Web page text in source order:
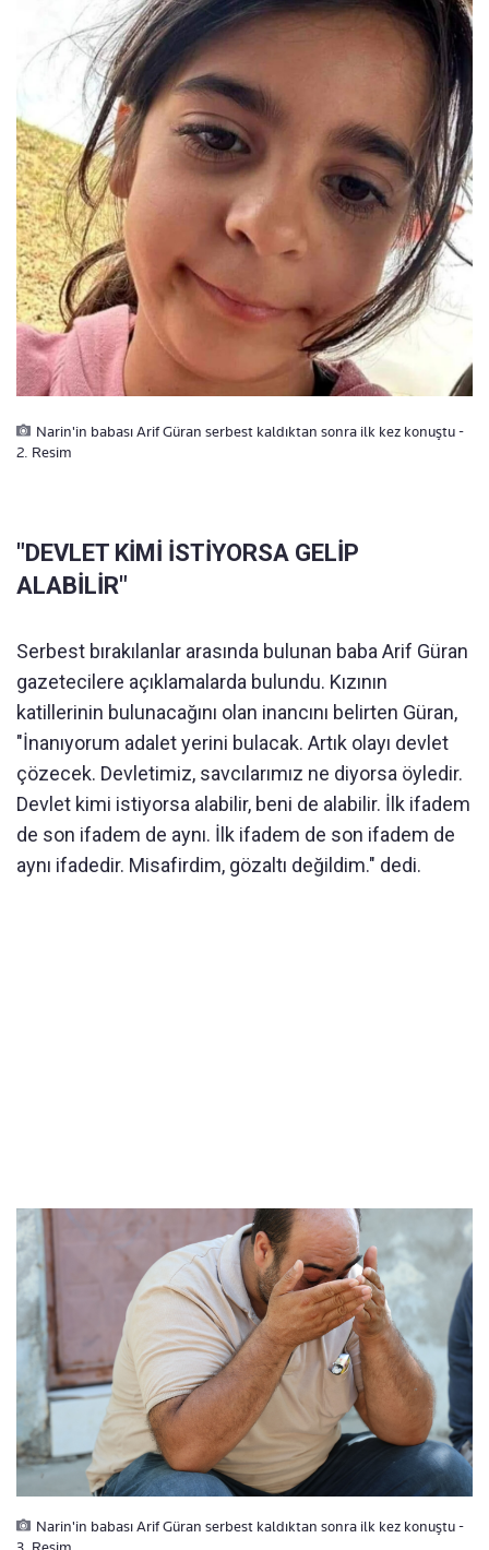
Narin'in babası Arif Güran serbest kaldıktan sonra ilk kez konuştu -
2. Resim
"DEVLET KİMİ İSTİYORSA GELİP
ALABİLİR"
Serbest bırakılanlar arasında bulunan baba Arif Güran
gazetecilere açıklamalarda bulundu. Kızının
katillerinin bulunacağını olan inancını belirten Güran,
"İnanıyorum adalet yerini bulacak. Artık olayı devlet
çözecek. Devletimiz, savcılarımız ne diyorsa öyledir.
Devlet kimi istiyorsa alabilir, beni de alabilir. İlk ifadem
de son ifadem de aynı. İlk ifadem de son ifadem de
aynı ifadedir. Misafirdim, gözaltı değildim." dedi.
Narin'in babası Arif Güran serbest kaldıktan sonra ilk kez konuştu -
3. Resim